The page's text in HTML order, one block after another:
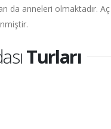
da anneleri olmaktadır.
Turları